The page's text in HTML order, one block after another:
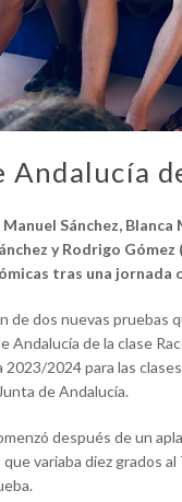
Andalucía
Sánchez,
y Rodrigo
tras una jornada
de dos nuevas pruebas
Andalucía de la clase
2024 para las
de Andalucía.
después de un
que variaba diez grados